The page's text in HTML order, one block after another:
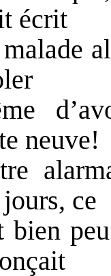
écrit
neuve!
ce
bien